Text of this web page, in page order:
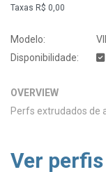
Taxas R$ 0,00
Modelo:
Disponibilidade:
OVERVIEW
Perfs extrudados de
Ver